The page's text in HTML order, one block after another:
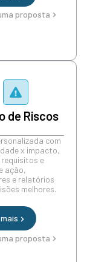
proposta
de Riscos
com
x impacto,
e
ação,
e relatórios
melhores.
proposta